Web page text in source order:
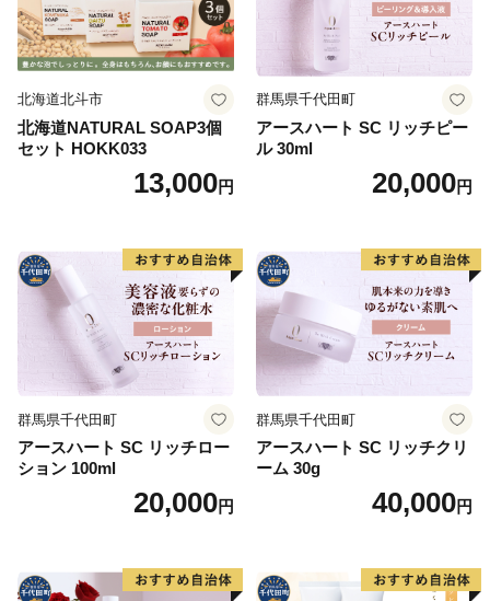
北海道北斗市
北海道NATURAL SOAP3個
セット HOKK033
13,000円
群馬県千代田町
アースハート SC リッチピー
ル 30ml
20,000円
群馬県千代田町
アースハート SC リッチロー
ション 100ml
20,000円
群馬県千代田町
アースハート SC リッチクリ
ーム 30g
40,000円